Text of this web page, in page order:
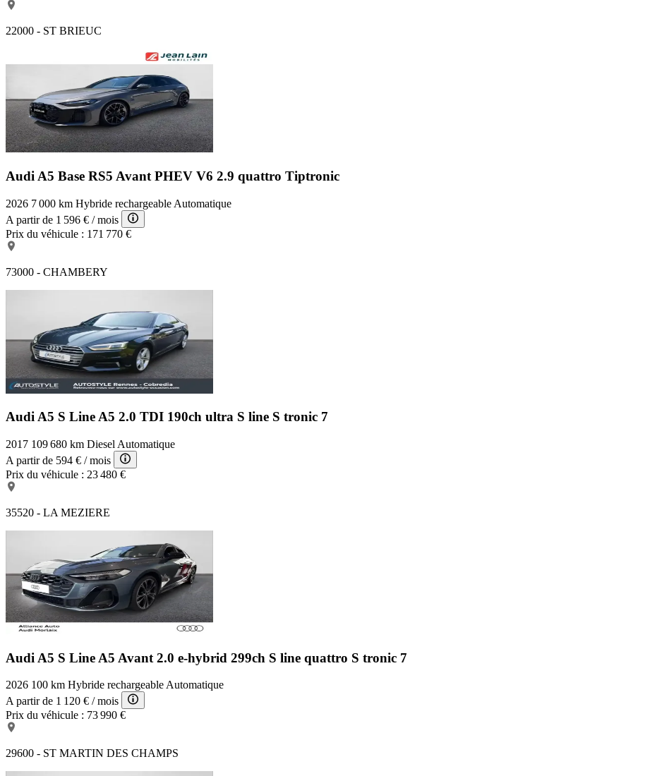
22000 - ST BRIEUC
Audi A5 Base RS5 Avant PHEV V6 2.9 quattro Tiptronic
2026 7 000 km Hybride rechargeable Automatique
A partir de 1 596 € / mois
Prix du véhicule : 171 770 €
73000 - CHAMBERY
Audi A5 S LineA5 2.0 TDI 190ch ultra S line S tronic 7
2017 109 680 km Diesel Automatique
A partir de 594 € / mois
Prix du véhicule : 23 480 €
35520 - LA MEZIERE
Audi A5 S Line A5 Avant 2.0 e-hybrid 299ch S line quattro S tronic 7
2026 100 km Hybride rechargeableAutomatique
A partir de 1 120 € / mois
Prix du véhicule : 73 990 €
29600 - ST MARTIN DES CHAMPS